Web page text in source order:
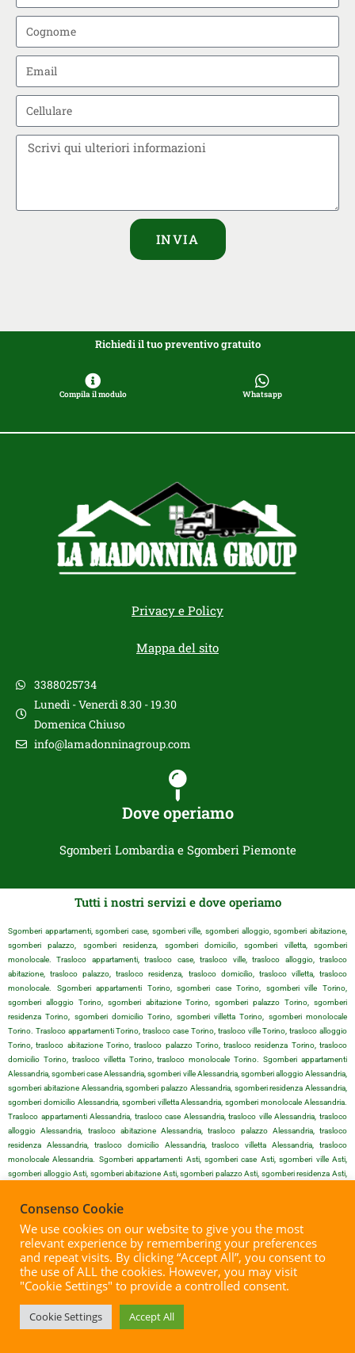
INVIA
Richiedi il tuo preventivo gratuito
Compila il modulo Whatsapp
Privacy e Policy
Mappa del sito
3388025734
Lunedì - Venerdì 8.30 - 19.30
Domenica Chiuso
info@lamadonninagroup.com
Dove operiamo
Sgomberi Lombardia e Sgomberi Piemonte
Tutti i nostri servizi e dove operiamo
Sgomberi appartamenti, sgomberi case, sgomberi ville, sgomberi alloggio, sgomberi abitazione,
sgomberi palazzo, sgomberi residenza, sgomberi domicilio, sgomberi villetta, sgomberi
monolocale. Trasloco appartamenti, trasloco case, trasloco ville, trasloco alloggio, trasloco
abitazione, trasloco palazzo, trasloco residenza, trasloco domicilio, trasloco villetta, trasloco
monolocale. Sgomberi appartamenti Torino, sgomberi case Torino, sgomberi ville Torino,
sgomberi alloggio Torino, sgomberi abitazione Torino, sgomberi palazzo Torino, sgomberi
residenza Torino, sgomberi domicilio Torino, sgomberi villetta Torino, sgomberi monolocale
Torino. Trasloco appartamenti Torino, trasloco case Torino, trasloco ville Torino, trasloco alloggio
Torino, trasloco abitazione Torino, trasloco palazzo Torino, trasloco residenza Torino, trasloco
domicilio Torino, trasloco villetta Torino, trasloco monolocale Torino. Sgomberi appartamenti
Alessandria, sgomberi case Alessandria, sgomberi ville Alessandria, sgomberi alloggio Alessandria,
sgomberi abitazione Alessandria, sgomberi palazzo Alessandria, sgomberi residenza Alessandria,
sgomberi domicilio Alessandria, sgomberi villetta Alessandria, sgomberi monolocale Alessandria.
Trasloco appartamenti Alessandria, trasloco case Alessandria, trasloco ville Alessandria, trasloco
alloggio Alessandria, trasloco abitazione Alessandria, trasloco palazzo Alessandria, trasloco
residenza Alessandria, trasloco domicilio Alessandria, trasloco villetta Alessandria, trasloco
monolocale Alessandria. Sgomberi appartamenti Asti, sgomberi case Asti, sgomberi ville Asti,
sgomberi alloggio Asti, sgomberi abitazione Asti, sgomberi palazzo Asti, sgomberi residenza Asti,
Asti, trasloco case Asti, trasloco ville Asti, trasloco alloggio Asti, trasloco abitazione Asti, trasloco
palazzo Asti, trasloco residenza Asti, trasloco domicilio Asti, trasloco villetta Asti, trasloco
monolocale Asti. Sgomberi appartamenti Biella, sgomberi case Biella, sgomberi ville Biella,
sgomberi alloggio Biella, sgomberi abitazione Biella, sgomberi palazzo Biella, sgomberi residenza
Biella, sgomberi domicilio Biella, sgomberi villetta Biella, sgomberi monolocale Biella. Trasloco
appartamenti Biella, trasloco case Biella, trasloco ville Biella, trasloco alloggio Biella, trasloco
abitazione Biella, trasloco palazzo Biella, trasloco residenza Biella, trasloco domicilio Biella, trasloco
sgomberi ville Cuneo, sgomberi alloggio Cuneo, sgomberi abitazione Cuneo, sgomberi palazzo
Cuneo, sgomberi residenza Cuneo, sgomberi domicilio Cuneo, sgomberi villetta Cuneo, sgomberi
Consenso Cookie
We use cookies on our website to give you the most
relevant experience by remembering your preferences
and repeat visits. By clicking “Accept All”, you consent to
the use of ALL the cookies. However, you may visit
"Cookie Settings" to provide a controlled consent.
Cookie Settings Accept All